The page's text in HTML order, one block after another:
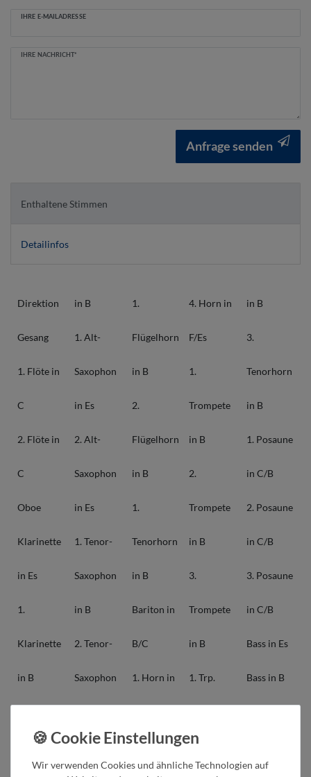
IHRE E-MAILADRESSE
IHRE NACHRICHT*
Anfrage senden
Enthaltene Stimmen
Detailinfos
Direktion
Gesang
1. Flöte in
C
2. Flöte in
C
Oboe
Klarinette
in Es
1.
Klarinette
in B
Klarinette
in B
1. Alt-
Saxophon
in Es
2. Alt-
Saxophon
in Es
1. Tenor-
Saxophon
in B
2. Tenor-
Saxophon
Bariton-
1.
Flügelhorn
in B
2.
Flügelhorn
in B
1.
Tenorhorn
in B
Bariton in
B/C
1. Horn in
2. Horn in
4. Horn in
F/Es
1.
Trompete
in B
2.
Trompete
in B
3.
Trompete
in B
1. Trp.
2. Trp.
in B
3.
Tenorhorn
in B
1. Posaune
in C/B
2. Posaune
in C/B
3. Posaune
in C/B
Bass in Es
Bass in B
Wir verwenden Cookies und ähnliche Technologien auf